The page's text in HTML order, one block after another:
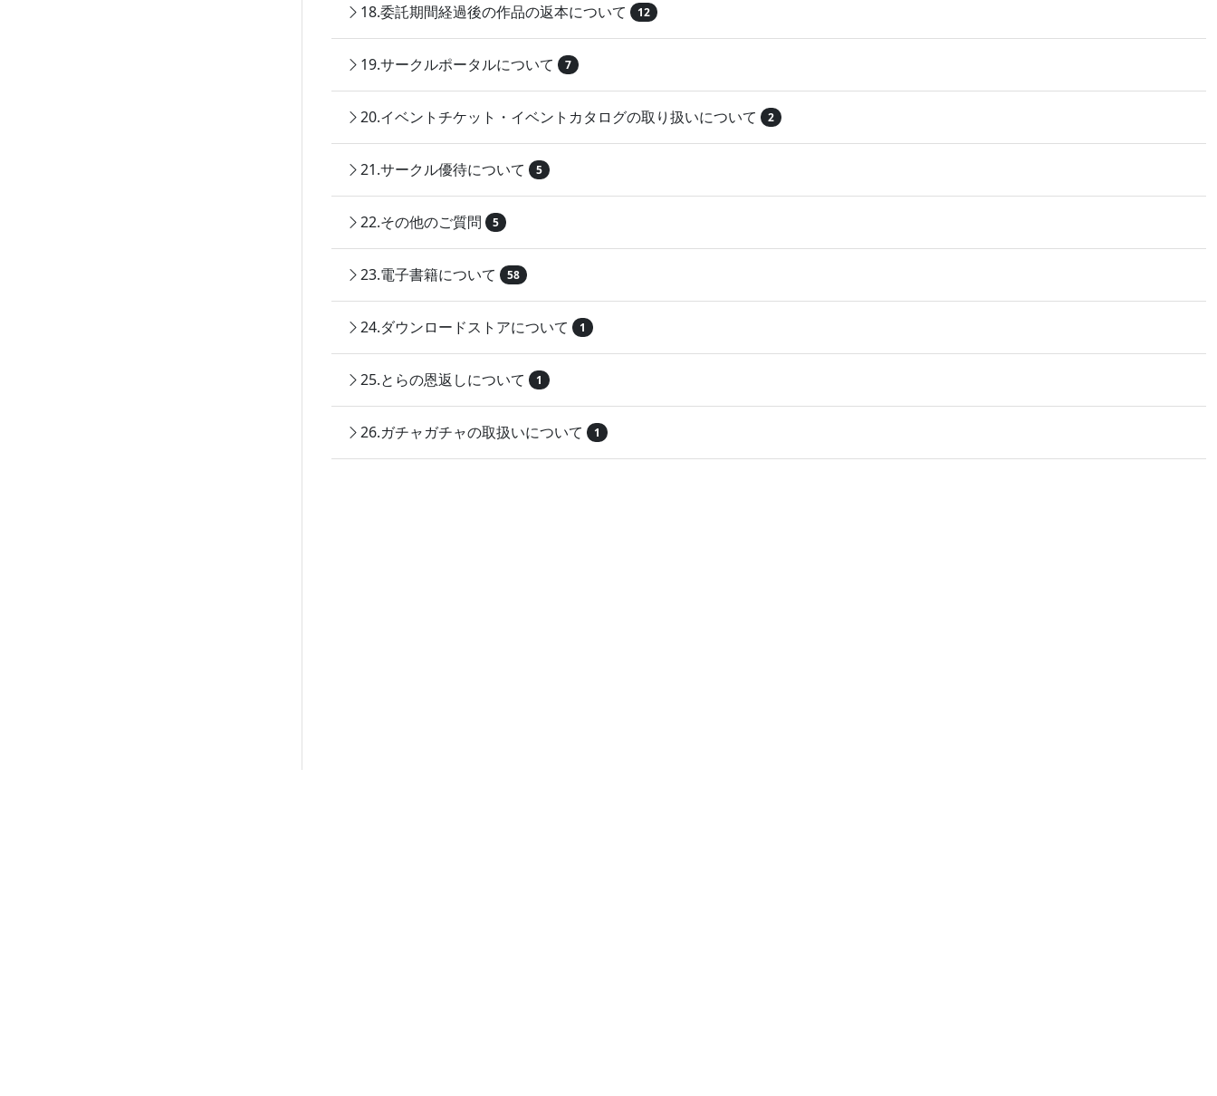
18.委託期間経過後の作品の返本について 12
19.サークルポータルについて 7
20.イベントチケット・イベントカタログの取り扱いについて 2
21.サークル優待について 5
22.その他のご質問 5
23.電子書籍について 58
24.ダウンロードストアについて 1
25.とらの恩返しについて 1
26.ガチャガチャの取扱いについて 1